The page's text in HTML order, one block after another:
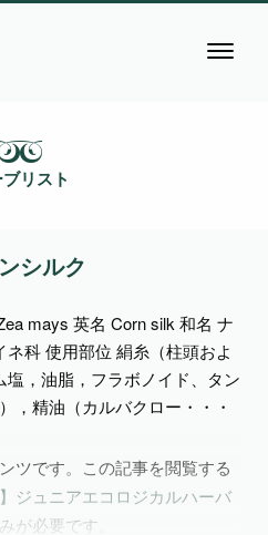
リスト
シルク
mays 英名 Corn silk 和名 ナ
科 使用部位 絹糸（柱頭およ
，油脂，フラボノイド、タン
，精油（カルバクロー・・・
ツです。この記事を閲覧する
ジュニアエコロジカルハーバ
が必要です。